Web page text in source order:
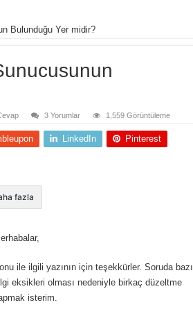
Bulunduğu Yer midir?
3 Yorumlar 1,559 Görüntüleme
LinkedIn Pinterest
fazla
ile ilgili yazının için teşekkürler. Soruda bazı
eksikleri olması nedeniyle birkaç düzeltme
isterim.